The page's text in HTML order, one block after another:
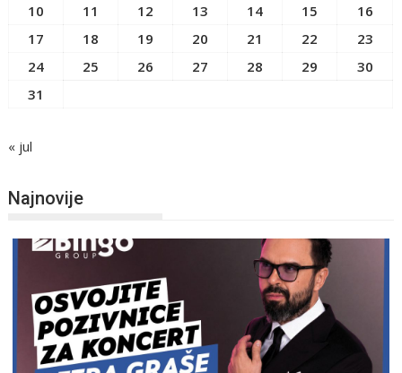
10
11 12 13 14 15
16
17
18 19 20 21 22
23
24
25 26 27 28 29
30
31
« jul
Najnovije